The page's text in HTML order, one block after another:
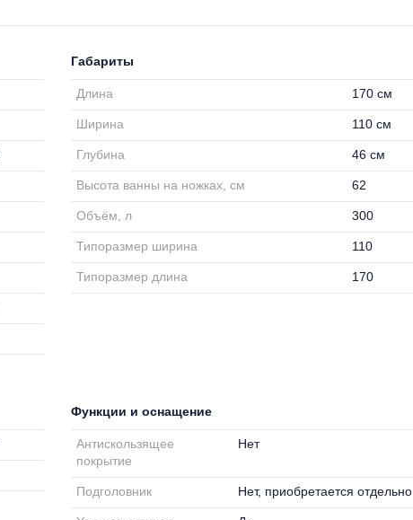
Габариты
Длина 170 см
Ширина 110 см
Глубина 46 см
Высота ванны на ножках, см 62
Объём, л 300
Типоразмер ширина 110
Типоразмер длина 170
Функции и оснащение
Антискользящее
покрытие
Нет
Подголовник Нет, приобретается отдельно